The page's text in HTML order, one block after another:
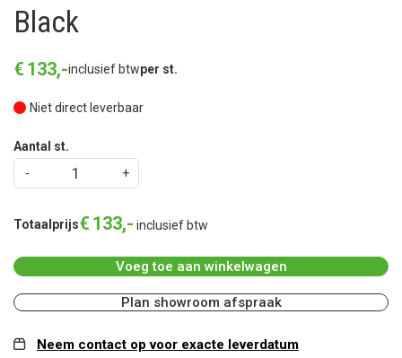
Black
€ 133,-inclusief btwper st.
Niet direct leverbaar
Aantal st.
Totaalprijs€ 133,- inclusief btw
Voeg toe aan winkelwagen
Plan showroom afspraak
Neem contact op voor exacte leverdatum